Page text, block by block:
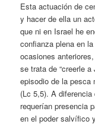
Esta actuación de
y hacer de ella un
que ni en Israel he
confianza plena en
ocasiones
se trata de “creerle
episodio de la pesca
(Lc 5,5). A
requerían presencia
en el poder salvífico